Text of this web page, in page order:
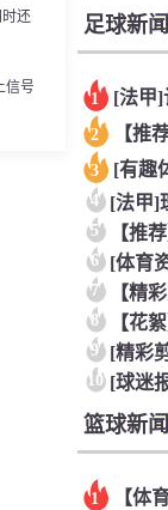
还
信号
足球新闻
1
2
3
4
5
6
7
8
9
10
篮球新闻
1